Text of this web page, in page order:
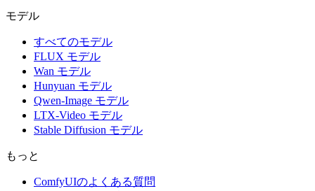
モデル
すべてのモデル
FLUX モデル
Wan モデル
Hunyuan モデル
Qwen-Image モデル
LTX-Video モデル
Stable Diffusion モデル
もっと
ComfyUIのよくある質問